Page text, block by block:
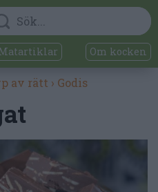
Om kocken
av rätt › Godis